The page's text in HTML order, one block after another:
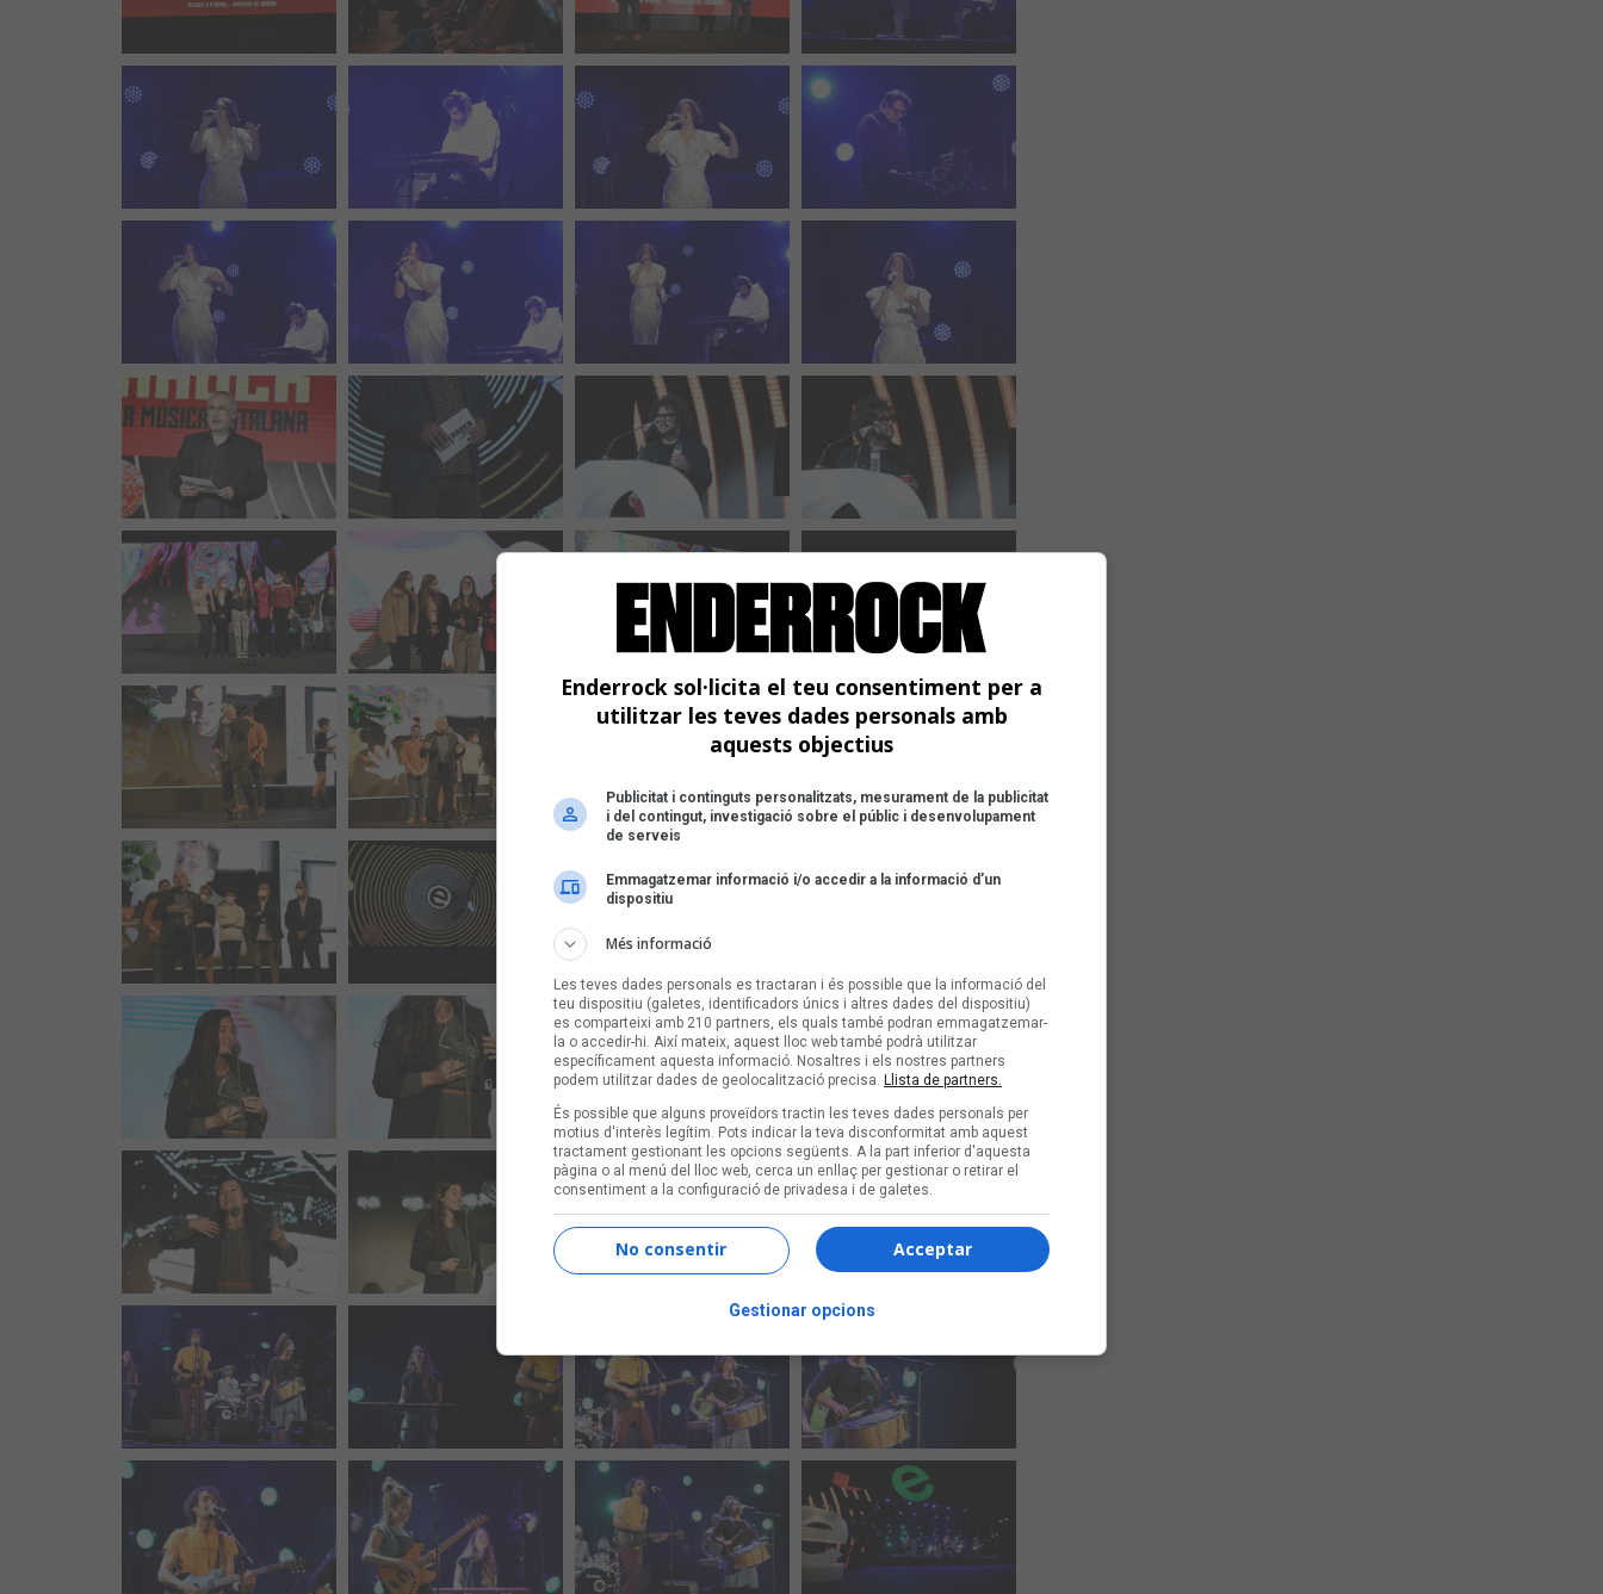
Enderrock sol·licita el teu consentiment per a
utilitzar les teves dades personals amb
aquests objectius
Publicitat i continguts personalitzats, mesurament de la publicitat
i del contingut, investigació sobre el públic i desenvolupament
de serveis
Emmagatzemar informació i/o accedir a la informació d’un
dispositiu
Més informació
Les teves dades personals es tractaran i és possible que la informació del
teu dispositiu (galetes, identificadors únics i altres dades del dispositiu)
es comparteixi amb 210 partners, els quals també podran emmagatzemar-
la o accedir-hi. Així mateix, aquest lloc web també podrà utilitzar
específicament aquesta informació. Nosaltres i els nostres partners
podem utilitzar dades de geolocalització precisa. Llista de partners.
És possible que alguns proveïdors tractin les teves dades personals per
motius d'interès legítim. Pots indicar la teva disconformitat amb aquest
tractament gestionant les opcions següents. A la part inferior d'aquesta
pàgina o al menú del lloc web, cerca un enllaç per gestionar o retirar el
consentiment a la configuració de privadesa i de galetes.
Acceptar
No consentir
Gestionar opcions